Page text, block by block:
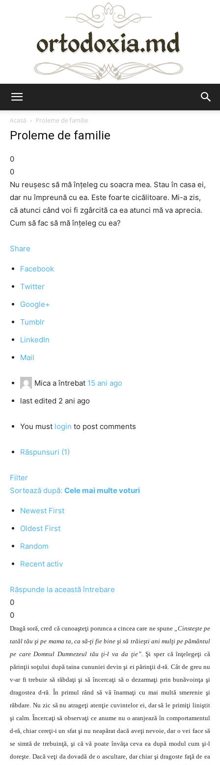
Acasă
Proleme de familie
Proleme de familie
0
0
Nu reuşesc să mă înţeleg cu soacra mea. Stau în casa ei,
dar nu împreună cu ea. Este foarte cicălitoare. Mi-a zis,
că atunci când voi fi zgârcită ca ea atunci mă va aprecia.
Cum să fac să mă înţeleg cu ea?
Share
Facebook
Twitter
Google+
Tumblr
LinkedIn
Mail
Mica a întrebat 15 ani ago
last edited 2 ani ago
You must login to post comments
Răspunsuri (1)
Filter
Sortează după: Cele mai multe voturi
Newest First
Oldest First
Random
Recent activ
Răspunde la această întrebare
0
0
Dragă soră, cred că cunoaşteţi porunca a cincea care ne spune „Cinsteşte pe
tatăl tău şi pe mama ta, ca să-ţi fie bine şi să trăieşti ani mulţi pe pământul
pe care Domnul Dumnezeul tău ţi-l va da ţie”.Şi sper că înţelegeţi că
părinţii soţului după taina cununiei devin şi ei părinţii d-ră. Cât de greu nu
v-ar fi trebuie să răbdaţi şi să încercaţi să o dezarmaţi prin bunăvoinţa şi
dragostea d-ră. În primul rând să vă înarmaţi cu mai multă smerenie şi
răbdare. Nu zic să nu atrageţi atenţie cuvintelor ei, dar să le primiţi liniştit
şi calm. Încercaţi să observaţi ce anume nu o aranjează în comportamentul
d-ră, chiar cereţi-i un sfat şi nu neapărat dacă aveţi nevoie, dar o vei face să
se simtă de trebuinţă, şi că vă poate învăţa ceva ea după modul cum şi-l
doreşte. Dacă veţi da dovadă de o ascultare, dar chiar şi dragoste faţă de ea